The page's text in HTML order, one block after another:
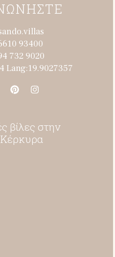
93400
732 9020
Lang:19.9027357
βίλες στην